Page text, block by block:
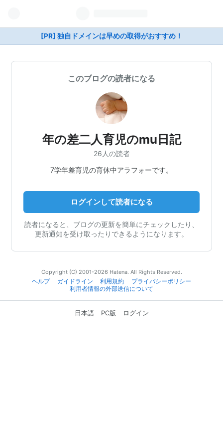
[PR] 独自ドメインは早めの取得がおすすめ！
このブログの読者になる
年の差二人育児のmu日記
26人の読者
7学年差育児の育休中アラフォーです。
ログインして読者になる
読者になると、ブログの更新を簡単にチェックしたり、
更新通知を受け取ったりできるようになります。
Copyright (C) 2001-2026 Hatena. All Rights Reserved.
ヘルプ
ガイドライン 利用規約
プライバシーポリシー
利用者情報の外部送信について
日本語 PC版 ログイン